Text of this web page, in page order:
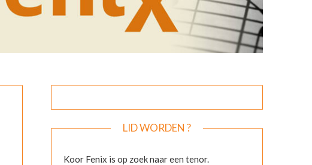
LID WORDEN ?
Koor Fenix is op zoek naar een tenor.